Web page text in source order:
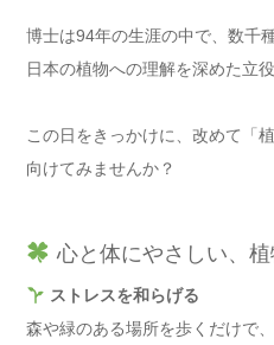
博士は94年の生涯の中で、数千
日本の植物への理解を深めた立役
この日をきっかけに、改めて「
向けてみませんか？
心と体にやさしい、植
ストレスを和らげる
森や緑のある場所を歩くだけで